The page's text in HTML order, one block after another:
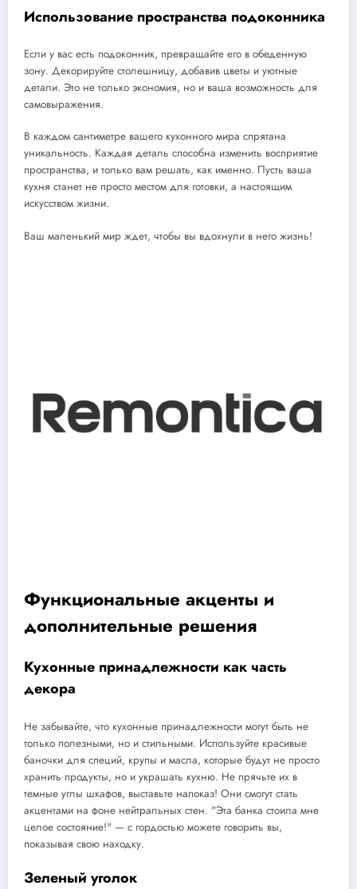
Использование пространства подоконника
Если у вас есть подоконник, превращайте его в обеденную
зону. Декорируйте столешницу, добавив цветы и уютные
детали. Это не только экономия, но и ваша возможность для
самовыражения.
В каждом сантиметре вашего кухонного мира спрятана
уникальность. Каждая деталь способна изменить восприятие
пространства, и только вам решать, как именно. Пусть ваша
кухня станет не просто местом для готовки, а настоящим
искусством жизни.
Ваш маленький мир ждет, чтобы вы вдохнули в него жизнь!
Функциональные акценты и
дополнительные решения
Кухонные принадлежности как часть
декора
Не забывайте, что кухонные принадлежности могут быть не
только полезными, но и стильными. Используйте красивые
баночки для специй, крупы и масла, которые будут не просто
хранить продукты, но и украшать кухню. Не прячьте их в
темные углы шкафов, выставьте напоказ! Они смогут стать
акцентами на фоне нейтральных стен. "Эта банка стоила мне
целое состояние!" — с гордостью можете говорить вы,
показывая свою находку.
Зеленый уголок